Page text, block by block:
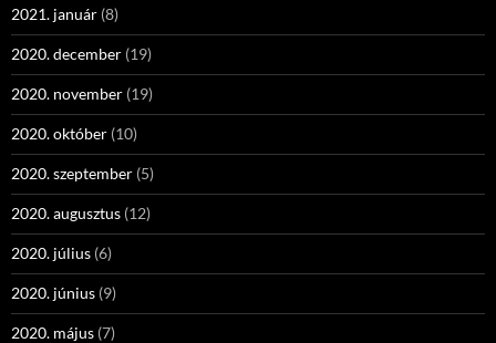
2021. január (8)
2020. december (19)
2020. november (19)
2020. október (10)
2020. szeptember (5)
2020. augusztus (12)
2020. július (6)
2020. június (9)
2020. május (7)